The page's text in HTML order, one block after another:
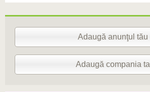
Adaugă anunţul tău
Adaugă compania ta